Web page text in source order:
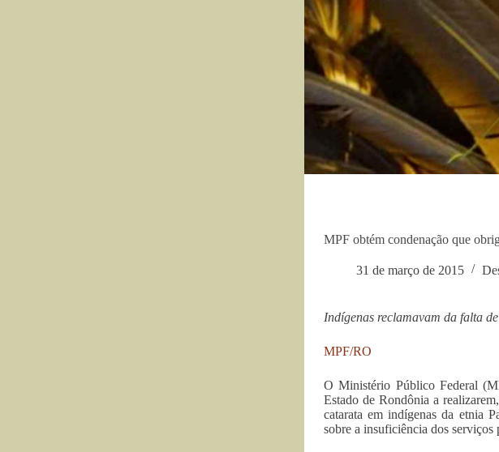
MPF obtém condenação que
31 de março de 2015
Indígenas reclamavam da falta
MPF/RO
O Ministério Público Federal
Estado de Rondônia a
catarata em indígenas da etnia
sobre a insuficiência dos serviços